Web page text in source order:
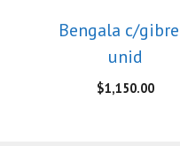
Bengala c/
unid
$1,150.00